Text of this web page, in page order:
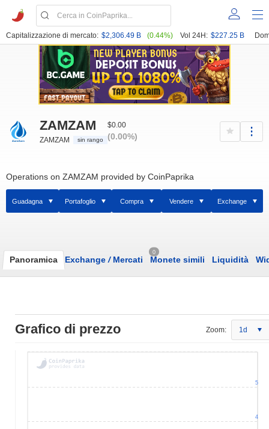
Capitalizzazione di mercato: $2,306.49 B (0.44%) Vol 24H: $227.25 B
ZAMZAM
ZAMZAM sin rango
$0.00
(0.00%)
Operations on ZAMZAM provided by CoinPaprika
Guadagna Portafoglio Compra Vendere Exchange
Panoramica Exchange /Mercati
0
Monete simili Liquidità
Grafico di prezzo Zoom: 1d
4
5